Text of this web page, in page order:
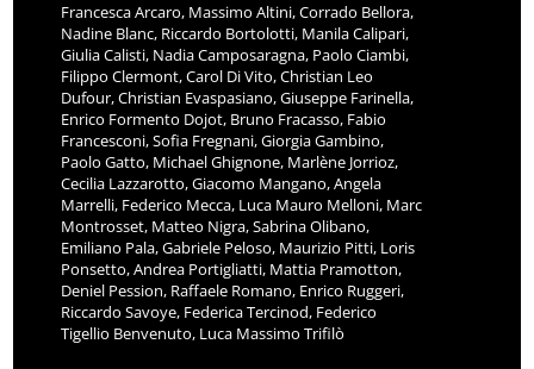
Francesca Arcaro, Massimo Altini, Corrado Bellora,
Nadine Blanc, Riccardo Bortolotti, Manila Calipari,
Giulia Calisti, Nadia Camposaragna, Paolo Ciambi,
Filippo Clermont, Carol Di Vito, Christian Leo
Dufour, Christian Evaspasiano, Giuseppe Farinella,
Enrico Formento Dojot, Bruno Fracasso, Fabio
Francesconi, Sofia Fregnani, Giorgia Gambino,
Paolo Gatto, Michael Ghignone, Marlène Jorrioz,
Cecilia Lazzarotto, Giacomo Mangano, Angela
Marrelli, Federico Mecca, Luca Mauro Melloni, Marc
Montrosset, Matteo Nigra, Sabrina Olibano,
Emiliano Pala, Gabriele Peloso, Maurizio Pitti, Loris
Ponsetto, Andrea Portigliatti, Mattia Pramotton,
Deniel Pession, Raffaele Romano, Enrico Ruggeri,
Riccardo Savoye, Federica Tercinod, Federico
Tigellio Benvenuto, Luca Massimo Trifilò